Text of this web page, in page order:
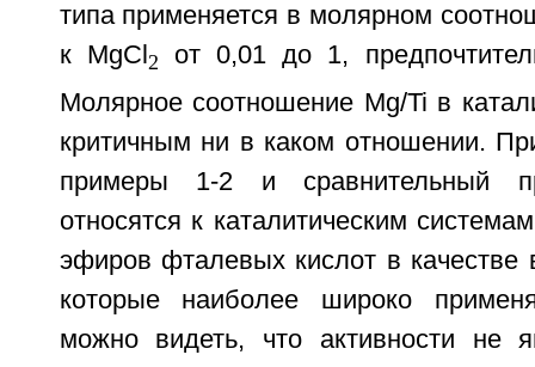
типа применяется в молярном
к MgCl 2
от 0,01 до 1,
Молярное соотношение Mg/Ti в
критичным ни в каком отношении.
примеры 1-2 и сравнительный
относятся к каталитическим
эфиров фталевых кислот в качестве
которые наиболее широко
можно видеть, что активности не